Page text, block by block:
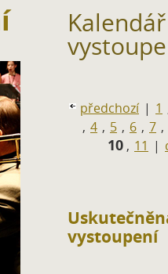
Kalendář
předchozí | 1
, 4 , 5 , 6 , 7 ,
10 , 11 |
vystoupení